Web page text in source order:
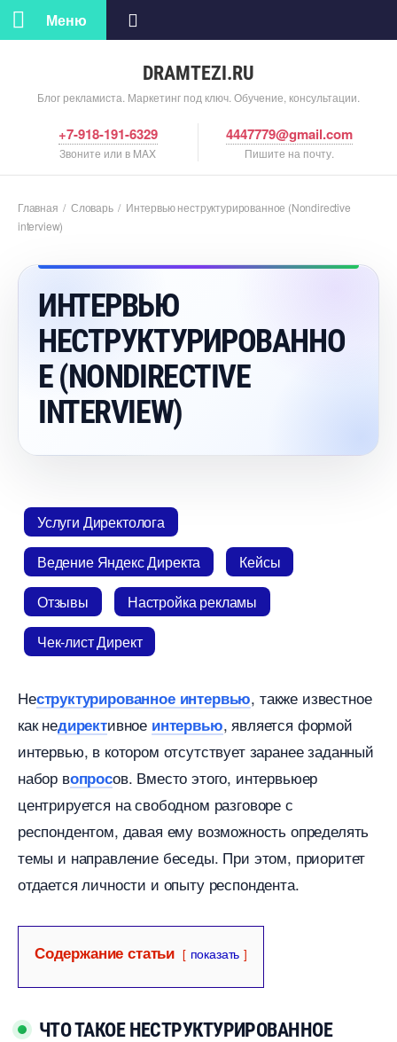
DRAMTEZI.RU
Блог рекламиста. Маркетинг под ключ. Обучение, консультации.
Меню
+7-918-191-6329
Звоните или в MAX
4447779@gmail.com
Пишите на почту.
Главная / Словарь/ Интервью неструктурированное (Nondirective
interview)
ИНТЕРВЬЮ
НЕСТРУКТУРИРОВАННО
Е (NONDIRECTIVE
INTERVIEW)
Услуги Директолога
едение Яндекс Директа
Кейсы
Отзывы
Настройка рекламы
Чек-лист Директ
Неструктурированное интервью, также известное
как недирективное интервью, является формой
интервью, в котором отсутствует заранее заданный
наборопросов.​ Вместо этого, интервьюер
центрируется на свободном разговоре с
респондентом, давая ему возможность определять
темы и направление беседы.​ При этом, приоритет
отдается личности и опыту респондента.​
Содержание статьи показать
ЧТО ТАКОЕ НЕСТРУКТУРИРОВАННОЕ